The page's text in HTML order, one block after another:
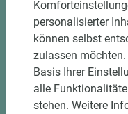
Verpackung der
Jetzt
personalisierter
können selbst
zulassen
Basis Ihrer
alle
stehen. Weitere